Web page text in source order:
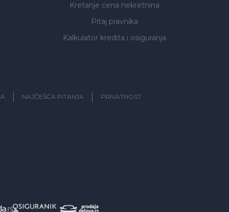
Kretanje cena nekretnina
Pitaj pravnika
Kalkulator kredita i osiguranja
NAJČEŠĆA PITANJA PRIVATNOST